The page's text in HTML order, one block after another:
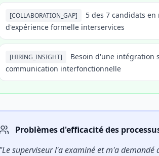
[COLLABORATION_GAP]
5 des 7 candidats
d'expérience formelle interservices
[HIRING_INSIGHT]
Besoin d'une intégration
communication interfonctionnelle
Problèmes d'efficacité des
"Le superviseur l'a examiné et m'a demandé